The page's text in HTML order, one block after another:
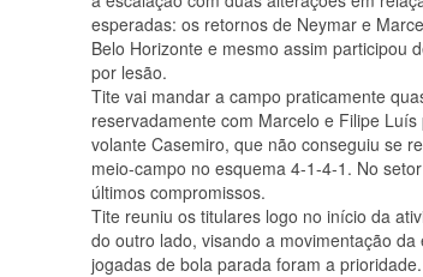
esperadas: os retornos de Neymar e
Belo Horizonte e mesmo assim participou
por lesão.
Tite vai mandar a campo praticamente
reservadamente com Marcelo e Filipe
volante Casemiro, que não conseguiu se
meio-campo no esquema 4-1-4-1. No
últimos compromissos.
Tite reuniu os titulares logo no início da
do outro lado, visando a movimentação
jogadas de bola parada foram a prioridade.